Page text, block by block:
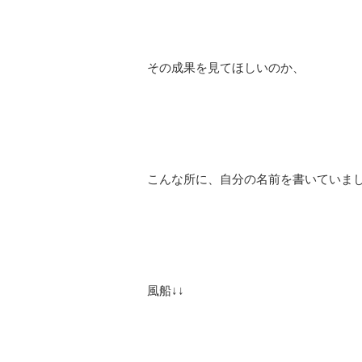
その成果を見てほしいのか、
こんな所に、自分の名前を書いていま
風船↓↓